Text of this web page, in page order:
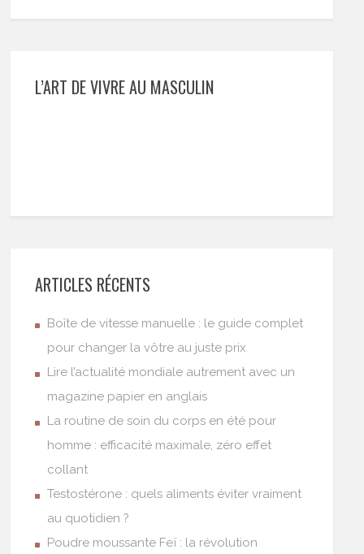
L’ART DE VIVRE AU MASCULIN
ARTICLES RÉCENTS
Boîte de vitesse manuelle : le guide complet
pour changer la vôtre au juste prix
Lire l’actualité mondiale autrement avec un
magazine papier en anglais
La routine de soin du corps en été pour
homme : efficacité maximale, zéro effet
collant
Testostérone : quels aliments éviter vraiment
au quotidien ?
Poudre moussante Feï : la révolution